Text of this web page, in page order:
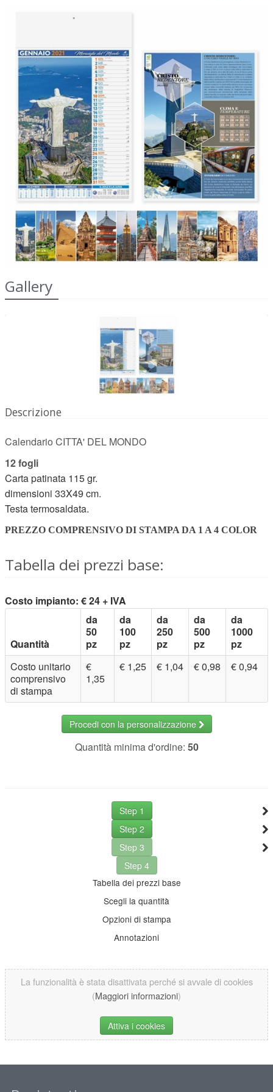
rinvia e consultabili al seguente link:
LOGIN
REGISTRATI
Gallery
Descrizione
Calendario CITTA' DEL MONDO
12 fogli
Carta patinata 115 gr.
dimensioni 33X49 cm.
Testa termosaldata.
PREZZO COMPRENSIVO DI STAMPA DA 1 A 4 COLOR
Tabella dei prezzi base:
Costo impianto: € 24 + IVA
Quantità
da
50
pz
da
100
pz
da
250
pz
da
500
pz
da
1000
pz
Costo unitario
comprensivo
di stampa
€
1,35
€ 1,25 € 1,04 € 0,98 € 0,94
Procedi con la personalizzazione
Quantità minima d'ordine: 50
Step 1
Step 2
Step 3
Step 4
Tabella dei prezzi base
Scegli la quantità
Opzioni di stampa
Annotazioni
La funzionalità è stata disattivata perché si avvale di cookies
(Maggiori informazioni)
Attiva i cookies